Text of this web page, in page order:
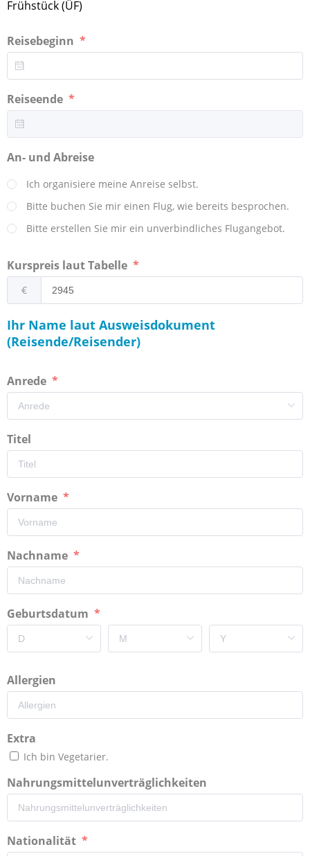
Frühstück (ÜF)
Reisebeginn
Reiseende
An- und Abreise
Ich organisiere meine Anreise selbst.
Bitte buchen Sie mir einen Flug, wie bereits besprochen.
Bitte erstellen Sie mir ein unverbindliches Flugangebot.
Kurspreis laut Tabelle
€
Ihr Name laut Ausweisdokument
(Reisende/Reisender)
Anrede
Titel
Vorname
Nachname
Geburtsdatum
Allergien
Extra
Ich bin Vegetarier.
Nahrungsmittelunverträglichkeiten
Nationalität